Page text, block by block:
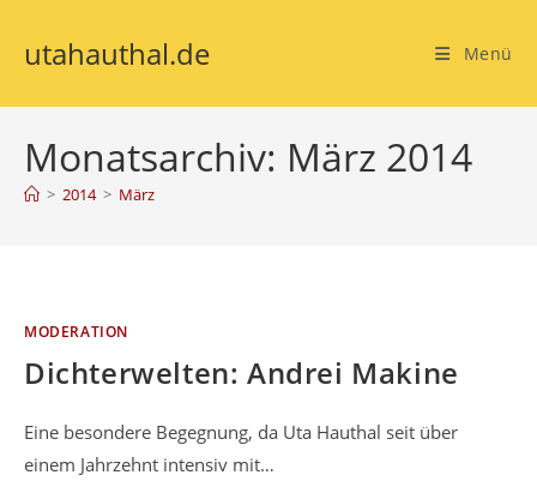
utahauthal.de Menü
Monatsarchiv: März 2014
> 2014 > März
MODERATION
Dichterwelten: Andrei Makine
Eine besondere Begegnung, da Uta Hauthal seit über
einem Jahrzehnt intensiv mit…